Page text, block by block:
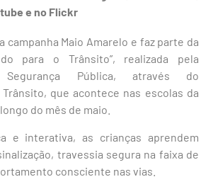
e no Flickr
campanha Maio Amarelo e faz parte da
para o Trânsito”, realizada pela
Pública, através do
que acontece nas escolas da
do mês de maio.
e interativa, as crianças aprendem
travessia segura na faixa de
consciente nas vias.